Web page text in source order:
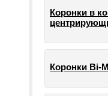
Коронки в
Коронки Bi-